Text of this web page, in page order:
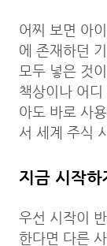
어찌 보면 아
에 존재하던
모두 넣은 것
책상이나 어
아도 바로 사
서 세계 주식
지금 시작하
우선 시작이
한다면 다른